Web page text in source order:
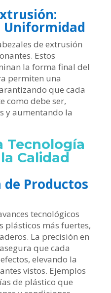
Uniformidad
de extrusión
Estos
la forma final del
permiten una
que cada
como debe ser,
y aumentando la
Tecnología
Calidad
de Productos
tecnológicos
plásticos más fuertes,
La precisión en
que cada
elevando la
vistos. Ejemplos
de plástico que